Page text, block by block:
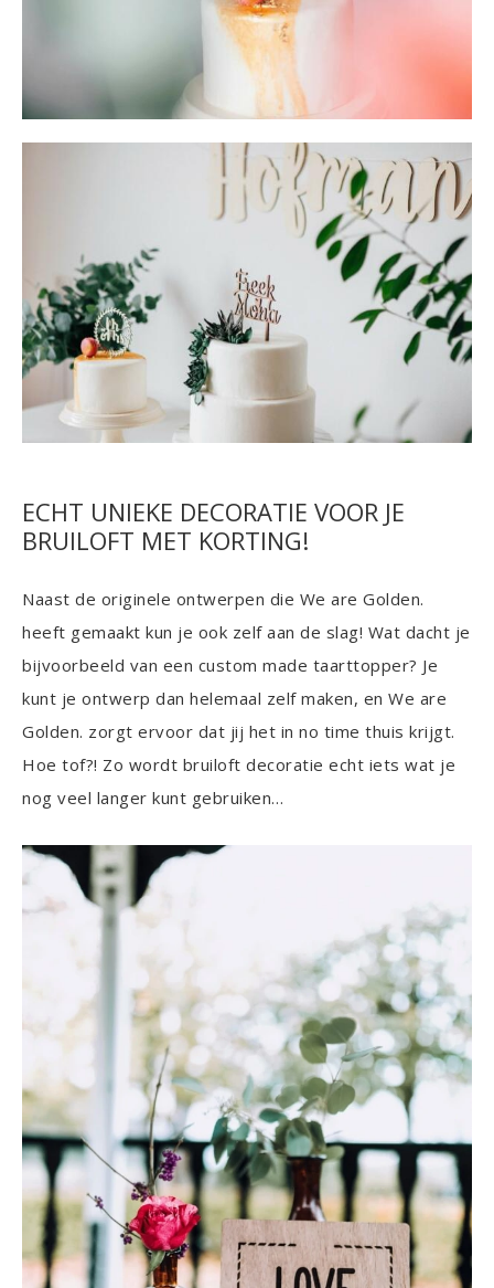
ECHT UNIEKE DECORATIE VOOR JE
BRUILOFT MET KORTING!
Naast de originele ontwerpen die We are Golden.
heeft gemaakt kun je ook zelf aan de slag! Wat dacht je
bijvoorbeeld van een custom made taarttopper? Je
kunt je ontwerp dan helemaal zelf maken, en We are
Golden. zorgt ervoor dat jij het in no time thuis krijgt.
Hoe tof?! Zo wordt bruiloft decoratie echt iets wat je
nog veel langer kunt gebruiken…